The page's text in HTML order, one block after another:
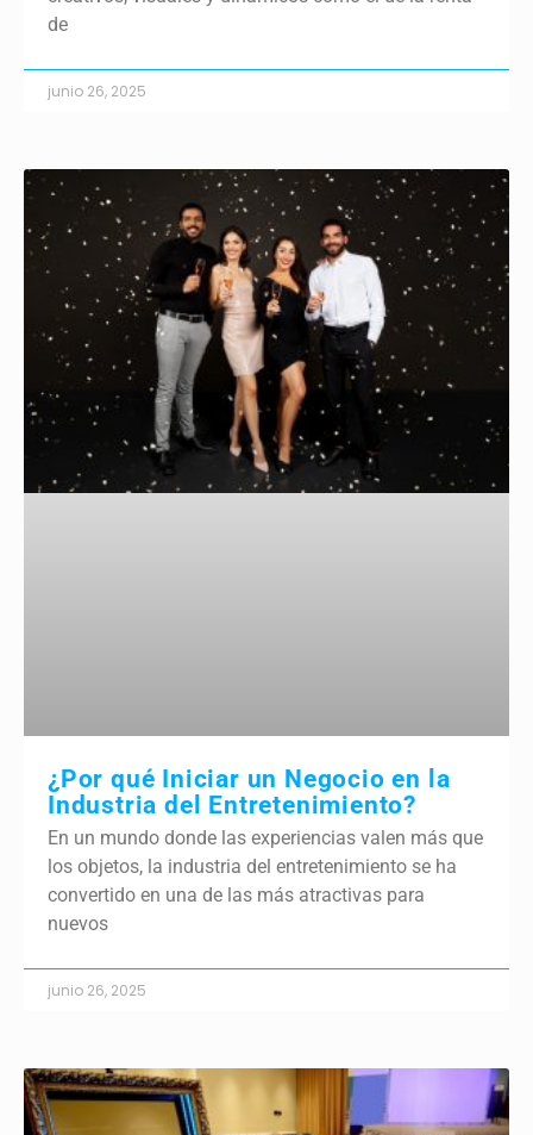
de
junio 26, 2025
¿Por qué Iniciar un Negocio en la
Industria del Entretenimiento?
En un mundo donde las experiencias valen más que
los objetos, la industria del entretenimiento se ha
convertido en una de las más atractivas para
nuevos
junio 26, 2025